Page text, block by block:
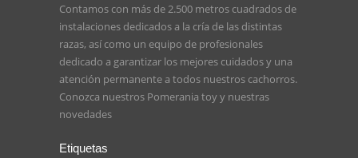
Contamos con más de 2.500 metros cuadrados de
instalaciones dedicados a la cría de las distintas
razas, así como un equipo de profesionales
dedicado a garantizar los mejores cuidados y una
atención permanente a todos nuestros cachorros.
Conozca nuestros Pomerania toyy nuestras
novedades
Etiquetas